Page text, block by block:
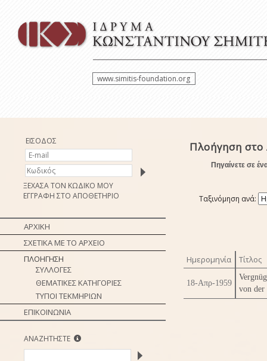
www.simitis-foundation.org
ΕΙΣΟΔΟΣ
ΞΕΧΑΣΑ ΤΟΝ ΚΩΔΙΚΟ ΜΟΥ
ΕΓΓΡΑΦΗ ΣΤΟ ΑΠΟΘΕΤΗΡΙΟ
ΑΡΧΙΚΗ
ΣΧΕΤΙΚΑ ΜΕ ΤΟ ΑΡΧΕΙΟ
ΠΛΟΗΓΗΣΗ
ΣΥΛΛΟΓΕΣ
ΘΕΜΑΤΙΚΕΣ ΚΑΤΗΓΟΡΙΕΣ
ΤΥΠΟΙ ΤΕΚΜΗΡΙΩΝ
ΕΠΙΚΟΙΝΩΝΙΑ
ΑΝΑΖΗΤΗΣΤΕ
Πλοήγηση
Πηγαίνετε σε
Ταξινόμηση ανά:
Ημερομηνία Τίτλος
18-Απρ-1959
von der